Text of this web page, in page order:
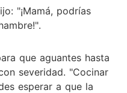
"¡Mamá, podrías
que aguantes hasta
severidad. "Cocinar
esperar a que la